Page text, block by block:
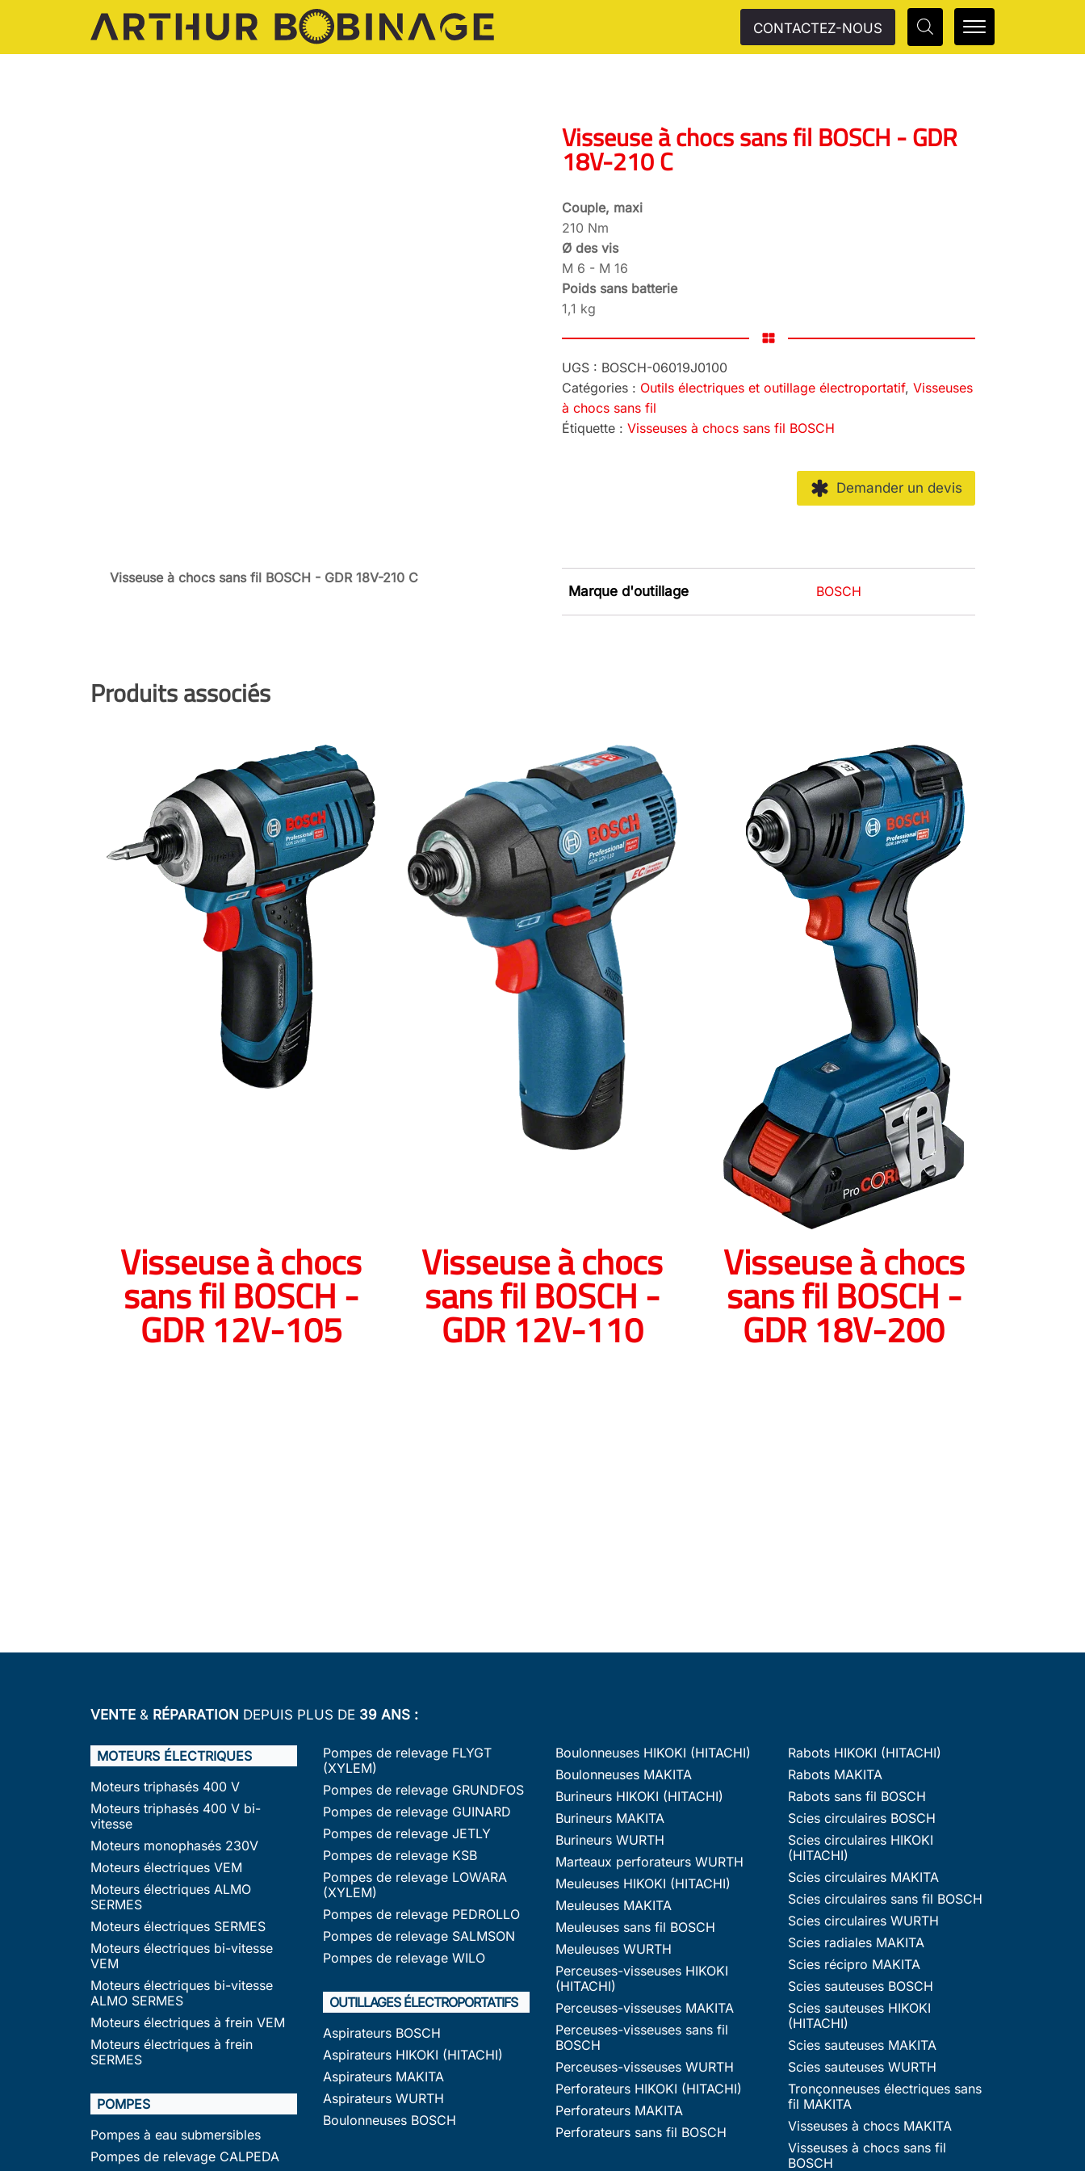
CONTACTEZ-NOUS
Visseuse à chocs sans fil BOSCH - GDR
18V-210 C
Couple, maxi
210 Nm
Ø des vis
M 6 - M 16
Poids sans batterie
1,1 kg
UGS : BOSCH-06019J0100
Catégories : Outils électriques et outillage électroportatif, Visseuses
à chocs sans fil
Étiquette : Visseuses à chocs sans fil BOSCH
Demander un devis
Visseuse à chocs sans fil BOSCH - GDR 18V-210 C
Marque d'outillage
BOSCH
Produits associés
Visseuse à chocs
sans fil BOSCH -
GDR 12V-105
Visseuse à chocs
sans fil BOSCH -
GDR 12V-110
Visseuse à chocs
sans fil BOSCH -
GDR 18V-200
VENTE & RÉPARATION DEPUIS PLUS DE 39 ANS :
MOTEURS ÉLECTRIQUES
Moteurs triphasés 400 V
Moteurs triphasés 400 V bi-
vitesse
Moteurs monophasés 230V
Moteurs électriques VEM
Moteurs électriques ALMO
SERMES
Moteurs électriques SERMES
Moteurs électriques bi-vitesse
VEM
Moteurs électriques bi-vitesse
ALMO SERMES
Moteurs électriques à frein VEM
Moteurs électriques à frein
SERMES
POMPES
Pompes à eau submersibles
Pompes de relevage CALPEDA
Pompes de relevage FLYGT
(XYLEM)
Pompes de relevage GRUNDFOS
Pompes de relevage GUINARD
Pompes de relevage JETLY
Pompes de relevage KSB
Pompes de relevage LOWARA
(XYLEM)
Pompes de relevage PEDROLLO
Pompes de relevage SALMSON
Pompes de relevage WILO
OUTILLAGES ÉLECTROPORTATIFS
Aspirateurs BOSCH
Aspirateurs HIKOKI (HITACHI)
Aspirateurs MAKITA
Aspirateurs WURTH
Boulonneuses BOSCH
Boulonneuses HIKOKI (HITACHI)
Boulonneuses MAKITA
Burineurs HIKOKI (HITACHI)
Burineurs MAKITA
Burineurs WURTH
Marteaux perforateurs WURTH
Meuleuses HIKOKI (HITACHI)
Meuleuses MAKITA
Meuleuses sans fil BOSCH
Meuleuses WURTH
Perceuses-visseuses HIKOKI
(HITACHI)
Perceuses-visseuses MAKITA
Perceuses-visseuses sans fil
BOSCH
Perceuses-visseuses WURTH
Perforateurs HIKOKI (HITACHI)
Perforateurs MAKITA
Perforateurs sans fil BOSCH
Rabots HIKOKI (HITACHI)
Rabots MAKITA
Rabots sans fil BOSCH
Scies circulaires BOSCH
Scies circulaires HIKOKI
(HITACHI)
Scies circulaires MAKITA
Scies circulaires sans fil BOSCH
Scies circulaires WURTH
Scies radiales MAKITA
Scies récipro MAKITA
Scies sauteuses BOSCH
Scies sauteuses HIKOKI
(HITACHI)
Scies sauteuses MAKITA
Scies sauteuses WURTH
Tronçonneuses électriques sans
fil MAKITA
Visseuses à chocs MAKITA
Visseuses à chocs sans fil
BOSCH